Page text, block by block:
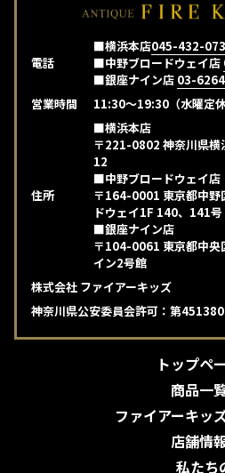
電話
■横浜本店045-432-
■中野ブロードウェイ店
■銀座ナイン店 03-
営業時間
11:30～19:30（水曜定休
住所
■横浜本店
〒221-0802 神奈川県
12
■中野ブロードウェイ店
〒164-0001 東京都中
ドウェイ1F 140、141号
■銀座ナイン店
〒104-0061 東京都中央
イン2号館
株式会社 ファイアーキッズ
神奈川県公安委員会許可：第
トップペ
商品一
ファイアーキッ
店舗情
私たち